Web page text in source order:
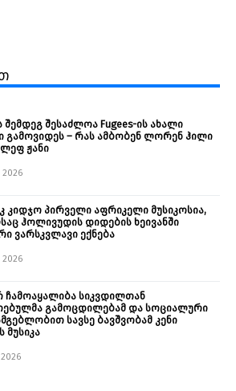
შემდეგ შესაძლოა Fugees-ის ახალი
გამოვიდეს – რას ამბობენ ლორენ ჰილი
ჟანი
2026
კიდჯო პირველი აფრიკელი მუსიკოსია,
ჰოლივუდის დიდების ხეივანში
ვარსკვლავი ექნება
2026
სიკვდილთან
გამოცდილებამ და სოციალური
სავსე ბავშვობამ კენი
მუსიკა